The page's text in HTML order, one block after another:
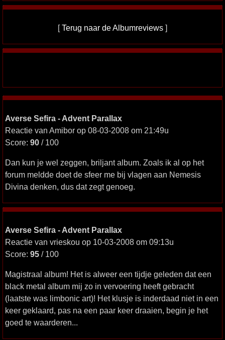
[Terug naar de Albumreviews ]
Averse Sefira - Advent Parallax
Reactie van Amibor op 08-03-2008 om 21:49u
Score: 90 / 100
Dan kun je wel zeggen, briljant album. Zoals ik al op het
forum meldde doet de sfeer me bij vlagen aan Nemesis
Divina denken, dus dat zegt genoeg.
Averse Sefira - Advent Parallax
Reactie van vrieskou op 10-03-2008 om 09:13u
Score: 95 / 100
Magistraal album! Het is alweer een tijdje geleden dat een
black metal album mij zo in vervoering heeft gebracht
(laatste was limbonic art)! Het klusje is inderdaad niet in een
keer geklaard, pas na een paar keer draaien, begin je het
goed te waarderen...